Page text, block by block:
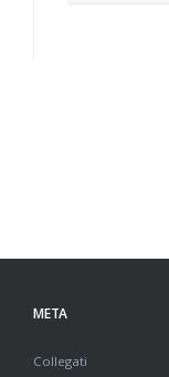
META
Collegati